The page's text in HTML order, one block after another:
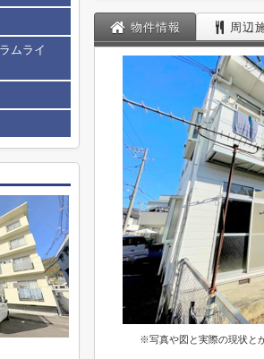
物件情報 周辺
※写真や図と実際の現状と
ムライ